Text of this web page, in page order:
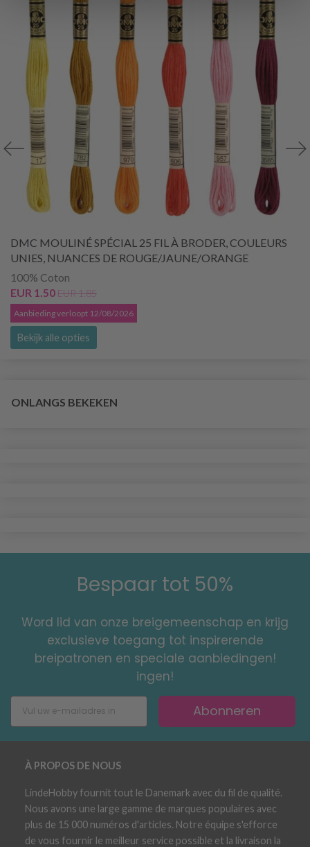
DMC MOULINÉ SPÉCIAL 25 FIL À BRODER, COULEURS
UNIES, NUANCES DE ROUGE/JAUNE/ORANGE
100% Coton
EUR 1.50EUR 1.85
Aanbieding verloopt 12/08/2026
Bekijk alle opties
ONLANGS BEKEKEN
Bespaar tot 50%
Word lid van onze breigemeenschap en krijg
exclusieve toegang tot inspirerende
breipatronen en speciale aanbiedingen!
ingen!
Abonneren
À PROPOS DE NOUS
LindeHobby fournit tout le Danemark avec du fil de qualité.
Nous avons une large gamme de marques populaires avec
plus de 15 000 numéros d'articles. Notre équipe s'efforce
de vous fournir le meilleur service possible et la livraison la